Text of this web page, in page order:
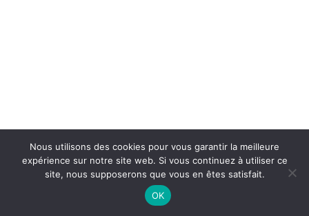
Nous utilisons des cookies pour vous garantir la meilleure
expérience sur notre site web. Si vous continuez à utiliser ce
site, nous supposerons que vous en êtes satisfait.
OK